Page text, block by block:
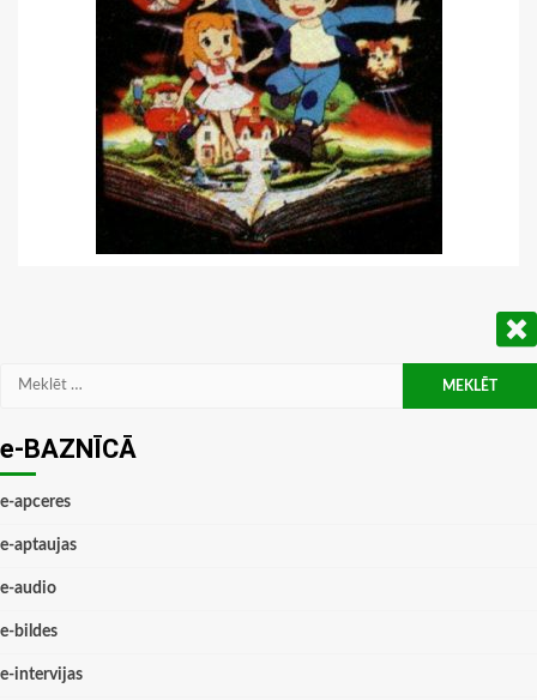
Meklēt:
e-BAZNĪCĀ
e-apceres
e-aptaujas
e-audio
e-bildes
e-intervijas